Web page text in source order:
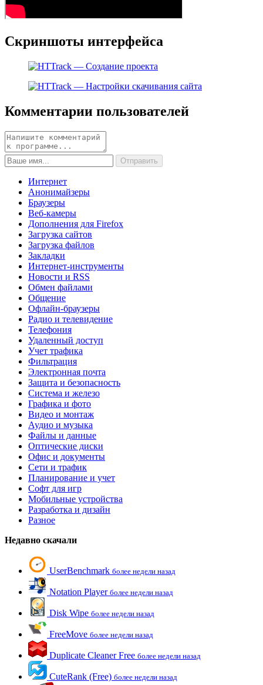
Скриншоты интерфейса
Комментарии пользователей
Интернет
Анонимайзеры
Браузеры
Веб-камеры
Дополнения для Firefox
Загрузка сайтов
Загрузка файлов
Закладки
Интернет-инструменты
Новости и RSS
Обмен файлами
Общение
Офлайн-браузеры
Радио и телевидение
Телефония
Удаленный доступ
Учет трафика
Фильтрация
Электронная почта
Защита и безопасность
Система и железо
Графика и фото
Видео и монтаж
Аудио и музыка
Файлы и данные
Оптические диски
Офис и документы
Сети и трафик
Планирование и учет
Софт для игр
Мобильные устройства
Разработка и дизайн
Разное
Недавно скачали
UserBenchmark более недели назад
Notation Player более недели назад
Disk Wipe более недели назад
FreeMove более недели назад
Duplicate Cleaner Free более недели назад
CuteRank (Free) более недели назад